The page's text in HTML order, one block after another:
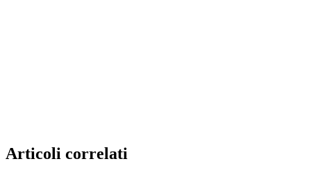
Articoli correlati